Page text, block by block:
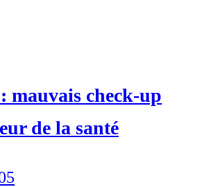
mauvais check-up
de la santé